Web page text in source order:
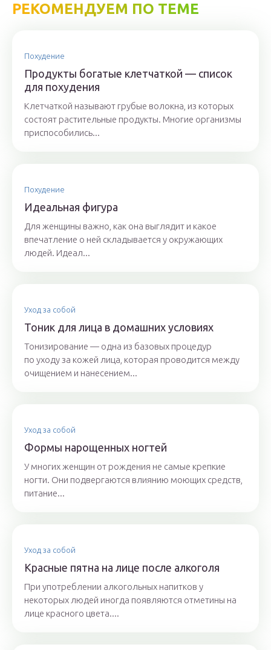
РЕКОМЕНДУЕМ ПО ТЕМЕ
Похудение
Продукты богатые клетчаткой — список
для похудения
Клетчаткой называют грубые волокна, из которых
состоят растительные продукты. Многие организмы
приспособились...
Похудение
Идеальная фигура
Для женщины важно, как она выглядит и какое
впечатление о ней складывается у окружающих
людей. Идеал...
Уход за собой
Тоник для лица в домашних условиях
Тонизирование — одна из базовых процедур
по уходу за кожей лица, которая проводится между
очищением и нанесением...
Уход за собой
Формы нарощенных ногтей
У многих женщин от рождения не самые крепкие
ногти. Они подвергаются влиянию моющих средств,
питание...
Уход за собой
Красные пятна на лице после алкоголя
При употреблении алкогольных напитков у
некоторых людей иногда появляются отметины на
лице красного цвета....